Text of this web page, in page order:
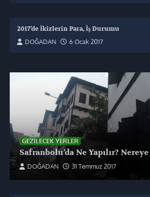
2017’de İkizlerin Para, İş Durumu
DOĞADAN
6 Ocak 2017
GEZILECEK YERLER
Safranbolu’da Ne Yapılır?
DOĞADAN 31 Temmuz 2017